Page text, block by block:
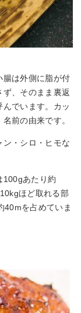
腸は外側に脂が付
、そのまま裏返
でいます。カッ
前の由来です。
・シロ・ヒモな
100gあたり約
ほど取れる部
40mを占めていま